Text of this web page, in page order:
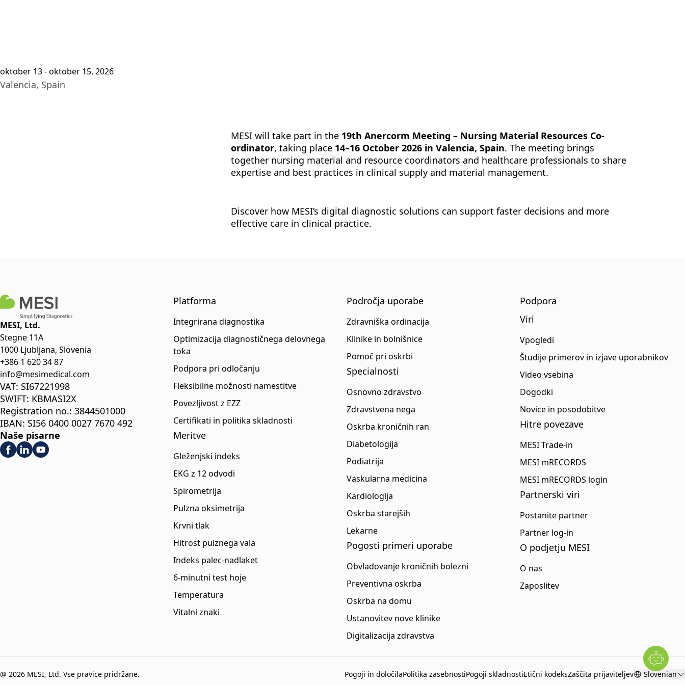
oktober 13 - oktober 15, 2026
Valencia, Spain
MESI will take part in the 19th Anercorm Meeting – Nursing Material Resources Co-
ordinator, taking place 14–16 October 2026 in Valencia, Spain. The meeting brings
together nursing material and resource coordinators and healthcare professionals to share
expertise and best practices in clinical supply and material management.
Discover how MESI’s digital diagnostic solutions can support faster decisions and more
effective care in clinical practice.
MESI, Ltd.
Stegne 11A
1000 Ljubljana, Slovenia
+386 1 620 34 87
info@mesimedical.com
VAT: SI67221998
SWIFT: KBMASI2X
Registration no.: 3844501000
IBAN: SI56 0400 0027 7670 492
Naše pisarne
Platforma
Integrirana diagnostika
Optimizacija diagnostičnega delovnega
toka
Podpora pri odločanju
Fleksibilne možnosti namestitve
Povezljivost z EZZ
Certifikati in politika skladnosti
Meritve
Gleženjski indeks
EKG z 12 odvodi
Spirometrija
Pulzna oksimetrija
Krvni tlak
Hitrost pulznega vala
Indeks palec-nadlaket
6-minutni test hoje
Temperatura
Vitalni znaki
Področja uporabe
Zdravniška ordinacija
Klinike in bolnišnice
Pomoč pri oskrbi
Specialnosti
Osnovno zdravstvo
Zdravstvena nega
Oskrba kroničnih ran
Diabetologija
Podiatrija
Vaskularna medicina
Kardiologija
Oskrba starejših
Lekarne
Pogosti primeri uporabe
Obvladovanje kroničnih bolezni
Preventivna oskrba
Oskrba na domu
Ustanovitev nove klinike
Digitalizacija zdravstva
Podpora
Viri
Vpogledi
Študije primerov in izjave uporabnikov
Video vsebina
Dogodki
Novice in posodobitve
Hitre povezave
MESI Trade-in
MESI mRECORDS
MESI mRECORDS login
Partnerski viri
Postanite partner
Partner log-in
O podjetju MESI
O nas
Zaposlitev
@ 2026 MESI, Ltd. Vse pravice pridržane. Pogoji in določilaPolitika zasebnostiPogoji skladnostiEtični kodeksZaščita prijaviteljev Slovenian